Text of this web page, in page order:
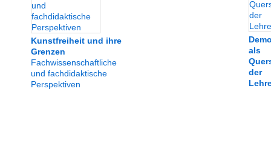
Kunstfreiheit und ihre
Grenzen
Fachwissenschaftliche
und fachdidaktische
Perspektiven
als
der